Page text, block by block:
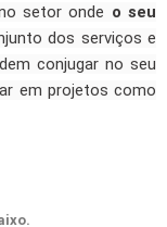
setor onde o seu
dos serviços e
conjugar no seu
em projetos como